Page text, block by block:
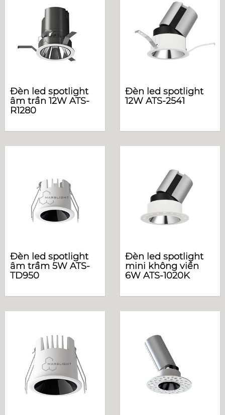
Đèn led spotlight
âm trần 12W ATS-
R1280
Đèn led spotlight
12W ATS-2541
Đèn led spotlight
âm trầm 5W ATS-
TD950
Đèn led spotlight
mini không viền
6W ATS-1020K